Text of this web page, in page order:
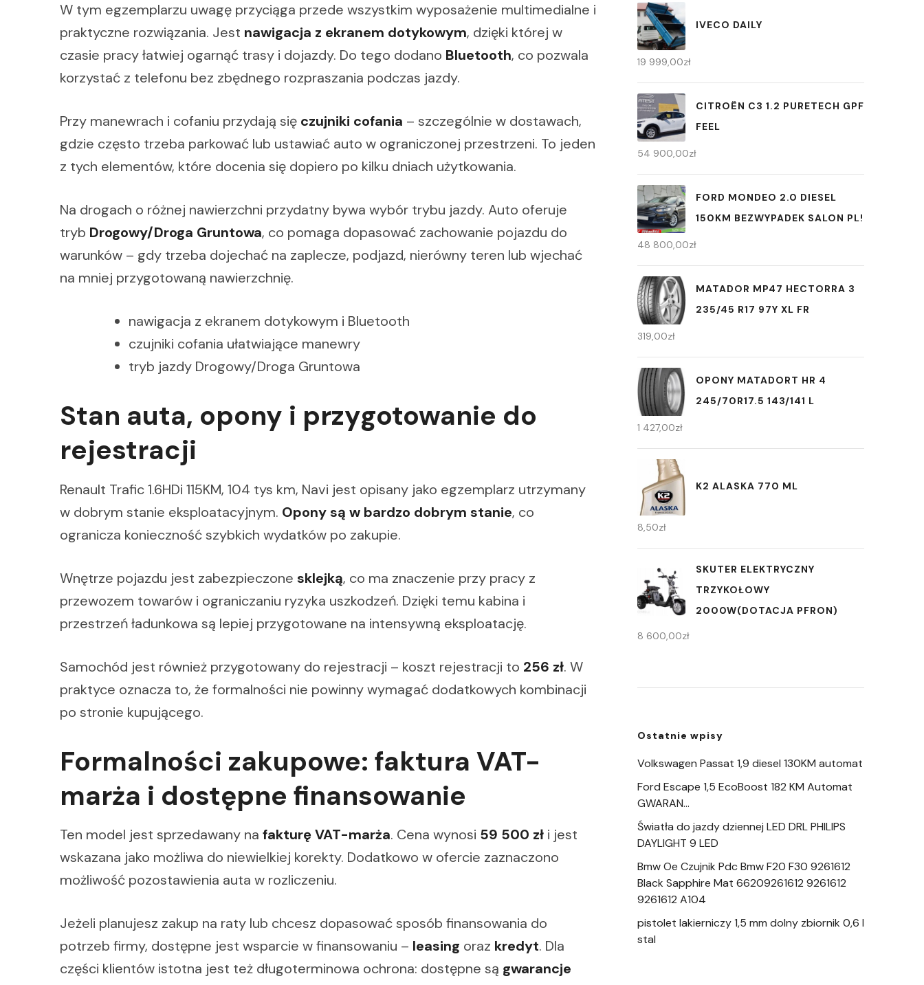
W tym egzemplarzu uwagę przyciąga przede wszystkim wyposażenie multimedialne i
praktyczne rozwiązania. Jest nawigacja z ekranem dotykowym, dzięki której w
czasie pracy łatwiej ogarnąć trasy i dojazdy. Do tego dodano Bluetooth, co pozwala
korzystać z telefonu bez zbędnego rozpraszania podczas jazdy.
Przy manewrach i cofaniu przydają się czujniki cofania – szczególnie w dostawach,
gdzie często trzeba parkować lub ustawiać auto w ograniczonej przestrzeni. To jeden
z tych elementów, które docenia się dopiero po kilku dniach użytkowania.
Na drogach o różnej nawierzchni przydatny bywa wybór trybu jazdy. Auto oferuje
tryb Drogowy/Droga Gruntowa, co pomaga dopasować zachowanie pojazdu do
warunków – gdy trzeba dojechać na zaplecze, podjazd, nierówny teren lub wjechać
na mniej przygotowaną nawierzchnię.
nawigacja z ekranem dotykowym i Bluetooth
czujniki cofania ułatwiające manewry
tryb jazdy Drogowy/Droga Gruntowa
Stan auta, opony i przygotowanie do
rejestracji
Renault Trafic 1.6HDi 115KM, 104 tys km, Navi jest opisany jako egzemplarz utrzymany
w dobrym stanie eksploatacyjnym. Opony są w bardzo dobrym stanie, co
ogranicza konieczność szybkich wydatków po zakupie.
Wnętrze pojazdu jest zabezpieczone sklejką, co ma znaczenie przy pracy z
przewozem towarów i ograniczaniu ryzyka uszkodzeń. Dzięki temu kabina i
przestrzeń ładunkowa są lepiej przygotowane na intensywną eksploatację.
Samochód jest również przygotowany do rejestracji – koszt rejestracji to 256 zł. W
praktyce oznacza to, że formalności nie powinny wymagać dodatkowych kombinacji
po stronie kupującego.
Formalności zakupowe: faktura VAT-
marża i dostępne finansowanie
Ten model jest sprzedawany na fakturę VAT-marża. Cena wynosi 59 500 zł i jest
wskazana jako możliwa do niewielkiej korekty. Dodatkowo w ofercie zaznaczono
możliwość pozostawienia auta w rozliczeniu.
Jeżeli planujesz zakup na raty lub chcesz dopasować sposób finansowania do
potrzeb firmy, dostępne jest wsparcie w finansowaniu – leasing oraz kredyt. Dla
części klientów istotna jest też długoterminowa ochrona: dostępne są gwarancje
IVECO DAILY
19 999,00zł
CITROËN C3 1.2 PURETECH GPF
FEEL
54 900,00zł
FORD MONDEO 2.0 DIESEL
150KM BEZWYPADEK SALON PL!
48 800,00zł
MATADOR MP47 HECTORRA 3
235/45 R17 97Y XL FR
319,00zł
OPONY MATADORT HR 4
245/70R17.5 143/141 L
1 427,00zł
K2 ALASKA 770 ML
8,50zł
SKUTER ELEKTRYCZNY
TRZYKOŁOWY
2000W(DOTACJA PFRON)
8 600,00zł
Ostatnie wpisy
Volkswagen Passat 1,9 diesel 130KM automat
Ford Escape 1,5 EcoBoost 182 KM Automat
GWARAN…
Światła do jazdy dziennej LED DRL PHILIPS
DAYLIGHT 9 LED
Bmw Oe Czujnik Pdc Bmw F20 F30 9261612
Black Sapphire Mat 66209261612 9261612
9261612 A104
pistolet lakierniczy 1,5 mm dolny zbiornik 0,6 l
stal